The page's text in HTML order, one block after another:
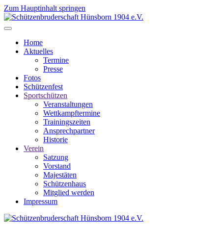
Zum Hauptinhalt springen
Home
Aktuelles
Termine
Presse
Fotos
Schützenfest
Sportschützen
Veranstaltungen
Wettkampftermine
Trainingszeiten
Ansprechpartner
Historie
Verein
Satzung
Vorstand
Majestäten
Schützenhaus
Mitglied werden
Impressum